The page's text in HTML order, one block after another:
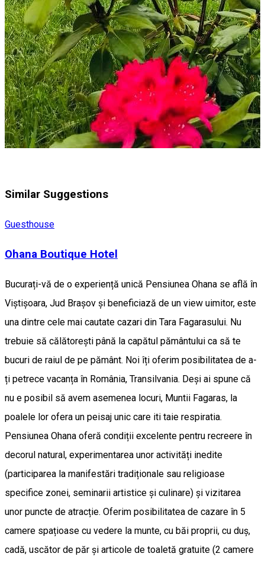
Similar Suggestions
Guesthouse
Ohana Boutique Hotel
Bucurați-vă de o experiență unică Pensiunea Ohana se află în
Viștișoara, Jud Brașov și beneficiază de un view uimitor, este
una dintre cele mai cautate cazari din Tara Fagarasului. Nu
trebuie să călătorești până la capătul pământului ca să te
bucuri de raiul de pe pământ. Noi îți oferim posibilitatea de a-
ți petrece vacanța în România, Transilvania. Deși ai spune că
nu e posibil să avem asemenea locuri, Muntii Fagaras, la
poalele lor ofera un peisaj unic care iti taie respiratia.
Pensiunea Ohana oferă condiții excelente pentru recreere în
decorul natural, experimentarea unor activități inedite
(participarea la manifestări tradiționale sau religioase
specifice zonei, seminarii artistice și culinare) și vizitarea
unor puncte de atracție. Oferim posibilitatea de cazare în 5
camere spațioase cu vedere la munte, cu băi proprii, cu duș,
cadă, uscător de păr și articole de toaletă gratuite (2 camere